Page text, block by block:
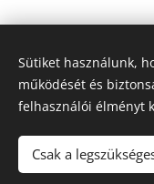
© 2022 Veszprém
Sütiket használunk,
működését és
felhasználói élményt
Csak a